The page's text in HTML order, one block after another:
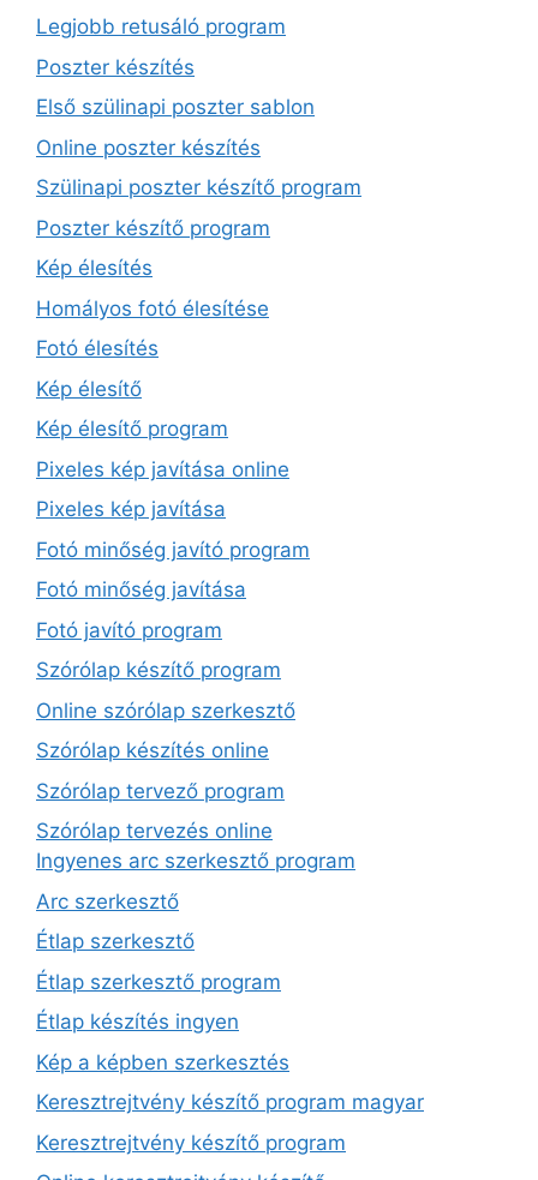
Legjobb retusáló program
Poszter készítés
Első szülinapi poszter sablon
Online poszter készítés
Szülinapi poszter készítő program
Poszter készítő program
Kép élesítés
Homályos fotó élesítése
Fotó élesítés
Kép élesítő
Kép élesítő program
Pixeles kép javítása online
Pixeles kép javítása
Fotó minőség javító program
Fotó minőség javítása
Fotó javító program
Szórólap készítő program
Online szórólap szerkesztő
Szórólap készítés online
Szórólap tervező program
Szórólap tervezés online
Ingyenes arc szerkesztő program
Arc szerkesztő
Étlap szerkesztő
Étlap szerkesztő program
Étlap készítés ingyen
Kép a képben szerkesztés
Keresztrejtvény készítő program magyar
Keresztrejtvény készítő program